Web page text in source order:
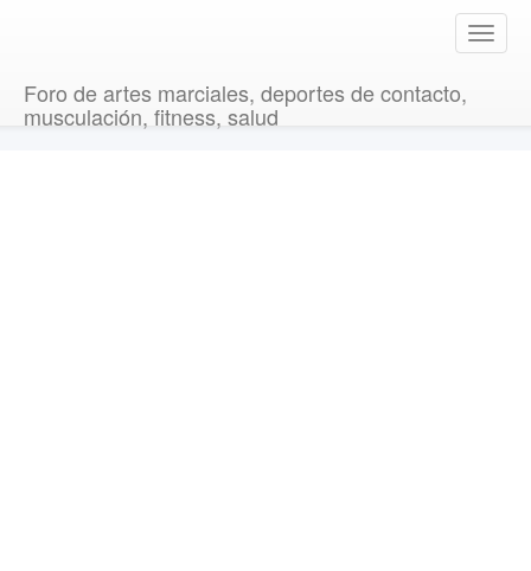
T
o
Foro de artes marciales, deportes de contacto,
musculación, fitness, salud